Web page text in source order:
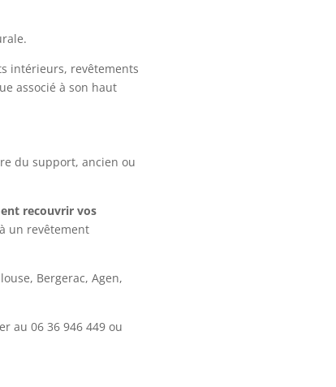
intérieurs, revêtements
associé à son haut
du support, ancien ou
recouvrir vos
un revêtement
Bergerac, Agen,
au 06 36 946 449ou